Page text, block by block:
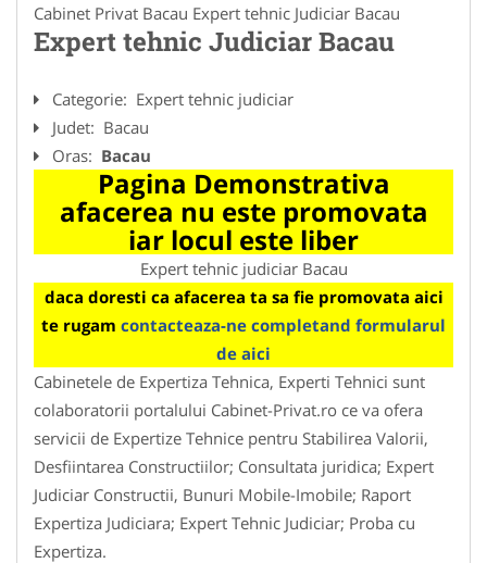
Cabinet Privat Bacau Expert tehnic Judiciar Bacau
Expert tehnic Judiciar Bacau
Categorie: Expert tehnic judiciar
Judet: Bacau
Oras: Bacau
Pagina Demonstrativa
afacerea nu este promovata
iar locul este liber
Expert tehnic judiciar Bacau
daca doresti ca afacerea ta sa fie promovata aici
te rugam contacteaza-ne completand formularul
de aici
Cabinetele de Expertiza Tehnica, Experti Tehnici sunt
colaboratorii portalului Cabinet-Privat.ro ce va ofera
servicii de Expertize Tehnice pentru Stabilirea Valorii,
Desfiintarea Constructiilor; Consultata juridica; Expert
Judiciar Constructii, Bunuri Mobile-Imobile; Raport
Expertiza Judiciara; Expert Tehnic Judiciar; Proba cu
Expertiza.